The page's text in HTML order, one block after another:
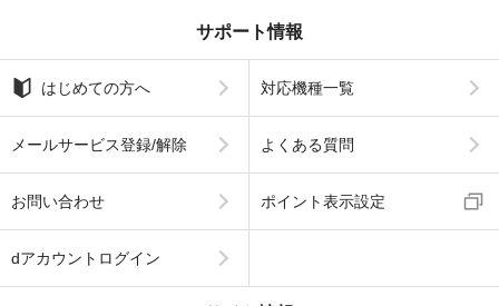
サポート情報
はじめての方へ 対応機種一覧
メールサービス登録/解除 よくある質問
お問い合わせ ポイント表示設定
dアカウントログイン